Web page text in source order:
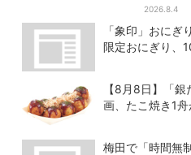
の「夏福袋」、実質無料でレ
アグッズが手に入る
2026.8.4
「象印」おにぎ
限定おにぎり、
【8月8日】「
画、たこ焼き1
梅田で「時間無